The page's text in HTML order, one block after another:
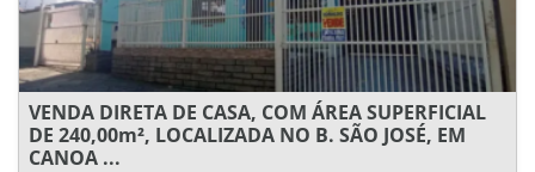
VENDA DIRETA DE CASA, COM ÁREA SUPERFICIAL
DE 240,00m², LOCALIZADA NO B. SÃO JOSÉ, EM
CANOA ...